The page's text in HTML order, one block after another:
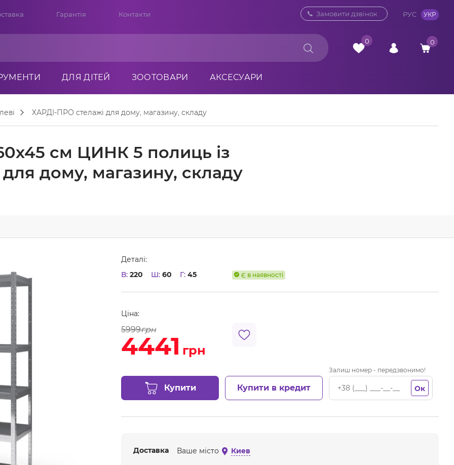
Гарантія Контакти 0 800 33 10 32
Замовити дзвінок РУС УКР
0 0
ДЛЯ ДІТЕЙ ЗООТОВАРИ АКСЕСУАРИ
ХАРДІ-ПРО стелажі для дому, магазину, складу
см ЦИНК 5 полиць із
дому, магазину, складу
Деталі:
В: 220 Ш: 60 Г: 45 Є в наявності
Ціна:
5999грн
4441 грн
Купити Купити в кредит
Залиш номер - передзвонимо!
Ок
Доставка Ваше місто Киев